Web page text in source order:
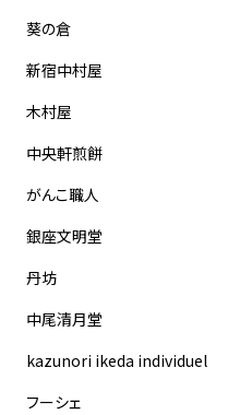
葵の倉
新宿中村屋
木村屋
中央軒煎餅
がんこ職人
銀座文明堂
丹坊
中尾清月堂
kazunori ikeda individuel
フーシェ